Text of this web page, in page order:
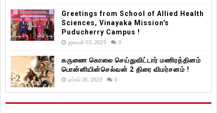
Greetings from School of Allied Health
Sciences, Vinayaka Mission's
Puducherry Campus !
ஜனவரி 03, 2025 0
கருணை கொலை செய்துவிட்டார் மணிரத்தினம்
பொன்னியின்செல்வன் 2 திரை விமர்சனம் !
ஏப்ரல் 28, 2023 0